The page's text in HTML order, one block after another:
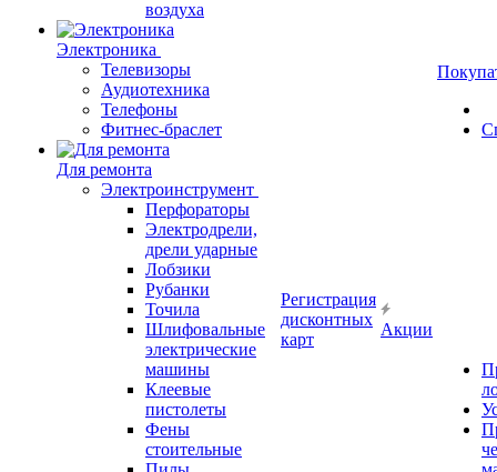
воздуха
Электроника
Телевизоры
Аудиотехника
Телефоны
Фитнес-браслет
Для ремонта
Электроинструмент
Перфораторы
Электродрели,
дрели ударные
Лобзики
Рубанки
Точила
Шлифовальные
электрические
машины
Клеевые
пистолеты
Фены
стоительные
Регистрация
дисконтных
карт
Акции